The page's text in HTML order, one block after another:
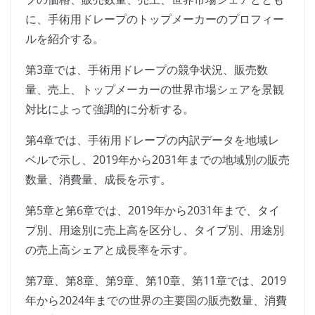
に、手術用ドレープのトップメーカーのプロフィー
ルを紹介する。
第3章では、手術用ドレープの競争状況、販売数
量、売上、トップメーカーの世界市場シェアを景観
対比によって強調的に分析する。
第4章では、手術用ドレープの内訳データを地域レ
ベルで示し、2019年から2031年までの地域別の販売
数量、消費量、成長を示す。
第5章と第6章では、2019年から2031年まで、タイ
プ別、用途別に売上高を区分し、タイプ別、用途別
の売上高シェアと成長率を示す。
第7章、第8章、第9章、第10章、第11章では、2019
年から2024年までの世界の主要国の販売数量、消費